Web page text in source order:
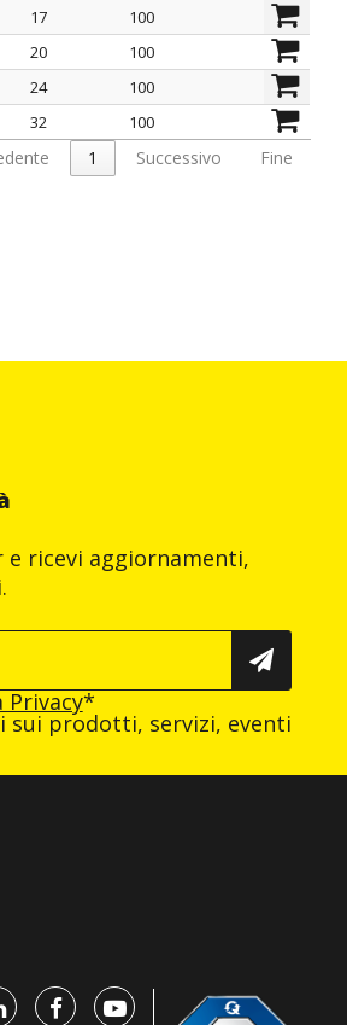
chiave
mm
confezione
pz.
17
100
20
100
24
100
32
100
1 Successivo Fine
ricevi aggiornamenti,
*
sui prodotti, servizi, eventi